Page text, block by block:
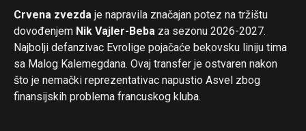
Crvena zvezda je napravila značajan potez na tržištu
dovođenjem Nik Vajler-Beba za sezonu 2026-2027.
Najbolji defanzivac Evrolige pojačaće bekovsku liniju tima
sa Malog Kalemegdana. Ovaj transfer je ostvaren nakon
što je nemački reprezentativac napustio Asvel zbog
finansijskih problema francuskog kluba.